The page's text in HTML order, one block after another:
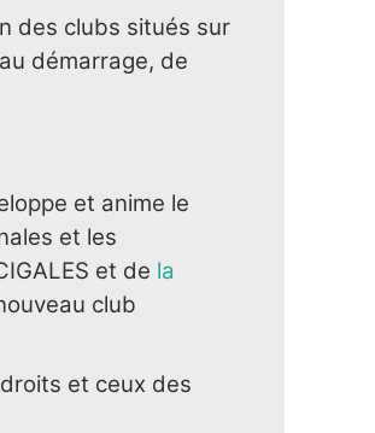
des clubs situés sur
démarrage, de
et anime le
et les
et de la
club
et ceux des